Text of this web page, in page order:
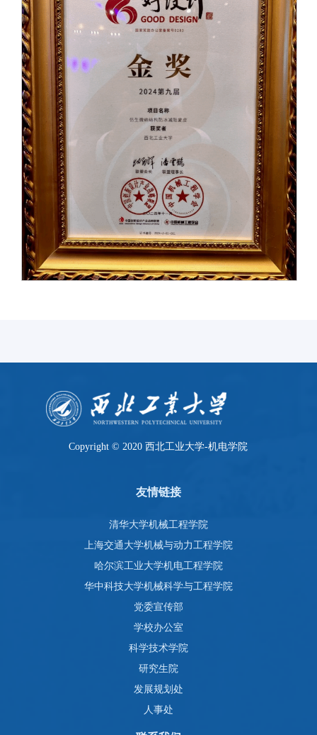
Copyright © 2020 西北工业大学-机电学院
友情链接
清华大学机械工程学院
上海交通大学机械与动力工程学院
哈尔滨工业大学机电工程学院
华中科技大学机械科学与工程学院
党委宣传部
学校办公室
科学技术学院
研究生院
发展规划处
人事处